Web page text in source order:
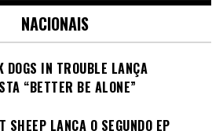
NACIONAIS
DOGS IN TROUBLE LANÇA
“BETTER BE ALONE”
SHEEP LANÇA O SEGUNDO EP